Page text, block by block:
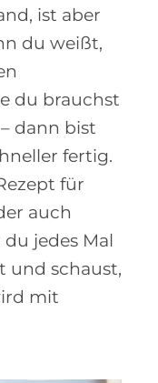
ist aber
du weißt,
du brauchst
dann bist
fertig.
für
auch
jedes Mal
und schaust,
mit